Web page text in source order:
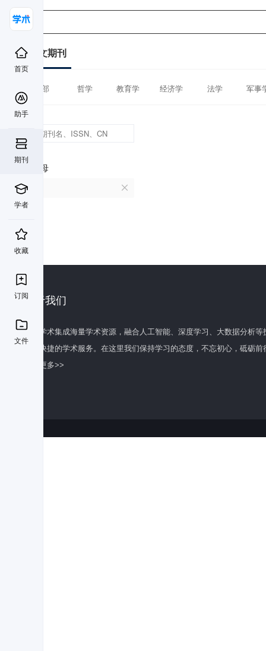
首页
助手
期刊
学者
收藏
订阅
文件
中文期刊
全部 哲学 教育学 经济学 法学 军事
首字母
P
关于我们
百度学术集成海量学术资源，融合人工智能、深度学习、大数据分析
全面快捷的学术服务。在这里我们保持学习的态度，不忘初心，砥砺前
了解更多>>